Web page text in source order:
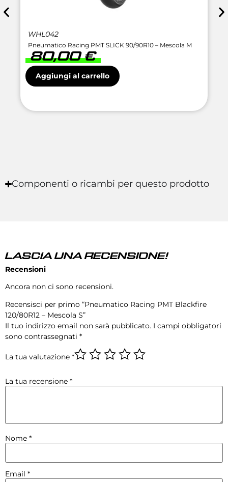
WHL042
Pneumatico Racing PMT SLICK 90/90R10 – Mescola M
80,00€
Aggiungi al carrello
Componenti o ricambi per questo prodotto
LASCIA UNA RECENSIONE!
Recensioni
Ancora non ci sono recensioni.
Recensisci per primo “Pneumatico Racing PMT Blackfire
120/80R12 – Mescola S”
Il tuo indirizzo email non sarà pubblicato. I campi obbligatori
sono contrassegnati *
La tua valutazione *
La tua recensione *
Nome *
Email *